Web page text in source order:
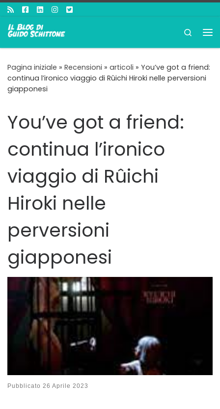
Passa al contenuto
Search
Pagina iniziale » Recensioni » articoli » You’ve got a friend:
continua l’ironico viaggio di Rûichi Hiroki nelle perversioni
giapponesi
You’ve got a friend:
continua l’ironico
viaggio di Rûichi
Hiroki nelle
perversioni
giapponesi
Pubblicato 26 Aprile 2023